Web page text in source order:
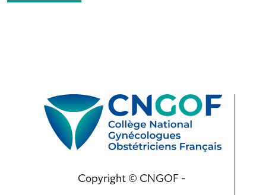
Copyright © CNGOF -